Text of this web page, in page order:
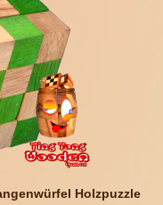
Holzpuzzle